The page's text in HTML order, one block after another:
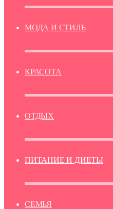
МОДА И СТИЛЬ
КРАСОТА
ОТДЫХ
ПИТАНИЕ И ДИЕТЫ
СЕМЬЯ